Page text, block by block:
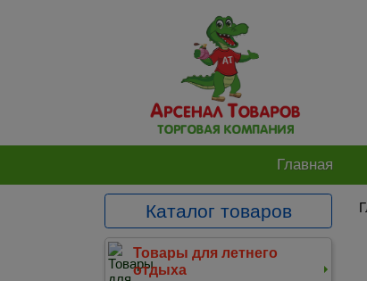
Главная
Каталог товаров
Товары для летнего
отдыха